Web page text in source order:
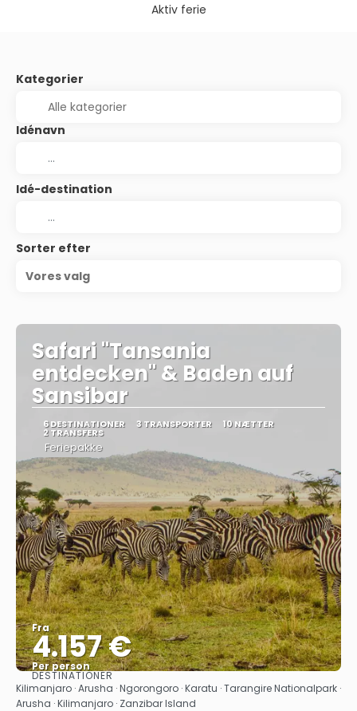
Aktiv ferie
Kategorier
Idénavn
Idé-destination
Sorter efter
Vores valg
Safari "Tansania
entdecken" & Baden auf
Sansibar
6 DESTINATIONER 3 TRANSPORTER 10 NÆTTER
2 TRANSFERS
Feriepakke
Fra
4.157 €
Per person
Se
DESTINATIONER
Kilimanjaro · Arusha · Ngorongoro · Karatu · Tarangire Nationalpark ·
Arusha · Kilimanjaro · Zanzibar Island